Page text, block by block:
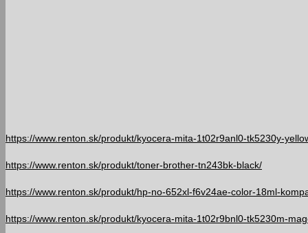
https://www.renton.sk/produkt/kyocera-mita-1t02r9anl0-tk5230y-
https://www.renton.sk/produkt/toner-brother-tn243bk-black/
https://www.renton.sk/produkt/hp-no-652xl-f6v24ae-color-18ml-
https://www.renton.sk/produkt/kyocera-mita-1t02r9bnl0-tk5230m-